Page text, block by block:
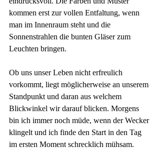
kommen erst zur vollen Entfaltung, wenn
man im Innenraum steht und die
Sonnenstrahlen die bunten Gläser zum
Leuchten bringen.
Ob uns unser Leben nicht erfreulich
vorkommt, liegt möglicherweise an unserem
Standpunkt und daran aus welchem
Blickwinkel wir darauf blicken. Morgens
bin ich immer noch müde, wenn der Wecker
klingelt und ich finde den Start in den Tag
im ersten Moment schrecklich mühsam.